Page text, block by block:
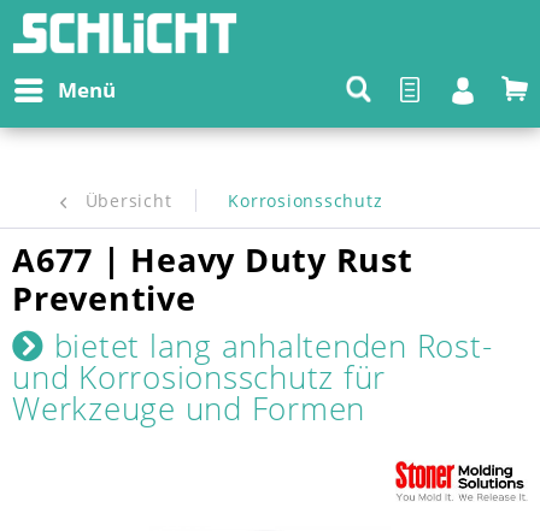
Menü
Übersicht Korrosionsschutz
A677 | Heavy Duty Rust
Preventive
bietet lang anhaltenden Rost-
und Korrosionsschutz für
Werkzeuge und Formen